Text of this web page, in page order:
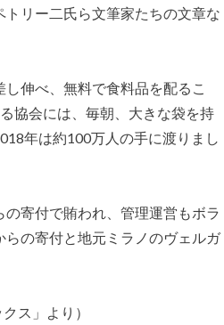
リー二氏ら文筆家たちの文章な
伸べ、無料で食料品を配るこ
協会には、毎朝、大きな袋を持
年は約100万人の手に渡りまし
寄付で賄われ、管理運営もボラ
の寄付と地元ミラノのヴェルガ
ス」より）